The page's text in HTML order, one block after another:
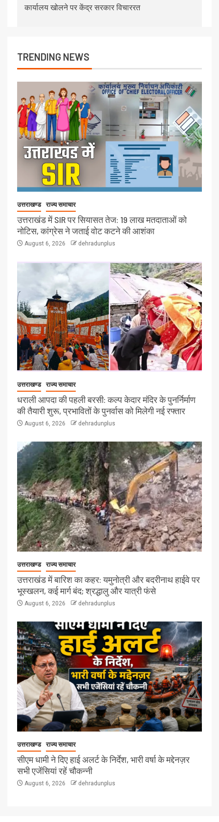
कार्यालय खोलने पर केंद्र सरकार विचाररत
TRENDING NEWS
उत्तराखण्ड राज्य समाचार
उत्तराखंड में SIR पर सियासत तेज: 19 लाख मतदाताओं को
नोटिस, कांग्रेस ने जताई वोट कटने की आशंका
August 6, 2026 dehradunplus
उत्तराखण्ड राज्य समाचार
धराली आपदा की पहली बरसी: कल्प केदार मंदिर के पुनर्निर्माण
की तैयारी शुरू, प्रभावितों के पुनर्वास को मिलेगी नई रफ्तार
August 6, 2026 dehradunplus
उत्तराखण्ड राज्य समाचार
उत्तराखंड में बारिश का कहर: यमुनोत्री और बदरीनाथ हाईवे पर
भूस्खलन, कई मार्ग बंद; श्रद्धालु और यात्री फंसे
August 6, 2026 dehradunplus
उत्तराखण्ड राज्य समाचार
सीएम धामी ने दिए हाई अलर्ट के निर्देश, भारी वर्षा के मद्देनज़र
सभी एजेंसियां रहें चौकन्नी
August 6, 2026 dehradunplus